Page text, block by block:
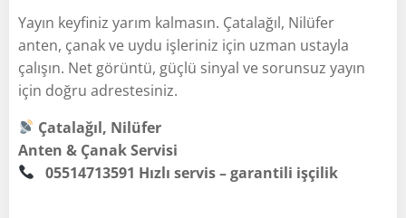
Yayın keyfiniz yarım kalmasın. Çatalağıl, Nilüfer
anten, çanak ve uydu işleriniz için uzman ustayla
çalışın. Net görüntü, güçlü sinyal ve sorunsuz yayın
için doğru adrestesiniz.
Çatalağıl, Nilüfer
Anten & Çanak Servisi
05514713591 Hızlı servis – garantili işçilik